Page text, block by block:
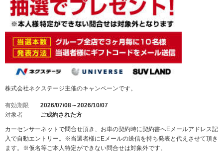
株式会社ネクステージ主催のキャンペーンです。
有効期限
2026/07/08～2026/10/07
対象者
ご成約された方
カーセンサーネットで問合せ頂き、お車の契約時に契約書へEメールアドレス記
入で自動エントリー。※当選者様にEメールの送信を持ち発表と代えさせて頂き
ます。※仮名等ご本人特定ができない問合せは対象外です。